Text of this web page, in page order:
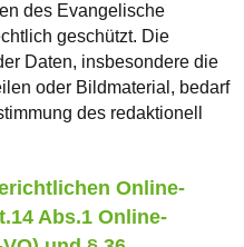
des Evangelische
geschützt. Die
Daten, insbesondere die
oder Bildmaterial, bedarf
des redaktionell
Online-
Abs.1 Online-